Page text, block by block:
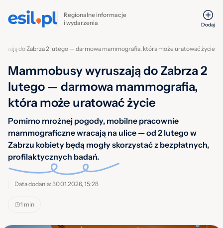
Regionalne informacje
i wydarzenia
Dodaj
do Zabrza 2 lutego — darmowa mammografia, która może uratować życie
Mammobusy wyruszają do Zabrza 2
lutego — darmowa mammografia,
która może uratować życie
Pomimo mroźnej pogody, mobilne pracownie
mammograficzne wracają na ulice — od 2 lutego w
Zabrzu kobiety będą mogły skorzystać z bezpłatnych,
profilaktycznych badań.
Data dodania: 30.01.2026, 15:28
1 min